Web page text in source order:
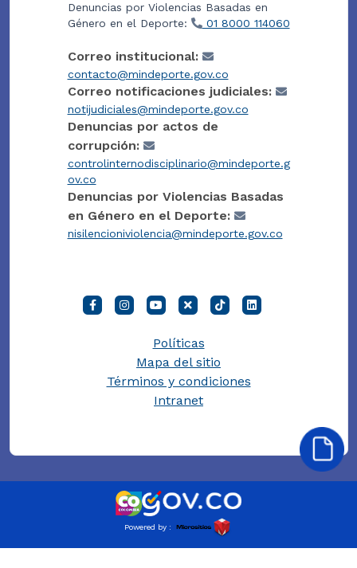
Denuncias por Violencias Basadas en
Género en el Deporte:
01 8000 114060
Correo institucional:
contacto@mindeporte.gov.co
Correo notificaciones judiciales:
notijudiciales@mindeporte.gov.co
Denuncias por actos de
corrupción:
controlinternodisciplinario@mindeporte.g
ov.co
Denuncias por Violencias Basadas
en Género en el Deporte:
nisilencioniviolencia@mindeporte.gov.co
Políticas
Mapa del sitio
Términos y condiciones
Intranet
Powered by :